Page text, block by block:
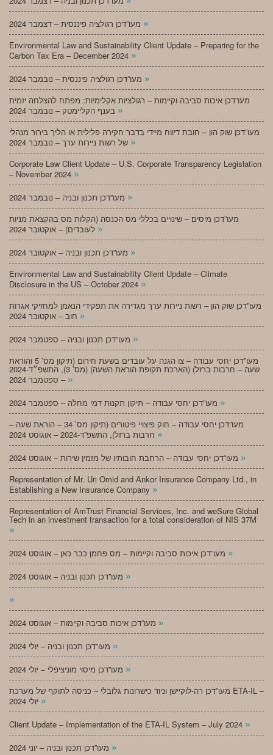
»
Environmental Law and Sustainability Client Update – Preparing for the
Carbon Tax Era – December 2024 »
»
מעו”דכן איכות סביבה וקיימות – רגולציות אקלימיות: מפתח להצלחה יזמית
»
מעו”דכן שוק הון – חובת דיווח מיידי בדבר חקירה פלילית או הליך בירור מנהלי
»
Corporate Law Client Update – U.S. Corporate Transparency Legislation
– November 2024 »
»
מעו”דכן מיסים – שינויים בכללי מס הכנסה (הקלות מס בהקצאת מניות
»
»
Environmental Law and Sustainability Client Update – Climate
Disclosure in the US – October 2024 »
מעו”דכן שוק הון – רשות ניירות ערך מגדירה את תפקידי הנאמן למחזיקי אגרות
»
»
מעו”דכן יחסי עבודה – צו הגנה על עובדים בשעת חירום (תיקון מס’ 5 והוראת
שעה – חרבות ברזל) (הארכת תקופת הוראת השעה) (מס’ 3), התשפ״ד-2024
– ספטמבר 2024 »
»
מעו”דכן יחסי עבודה – חוק פיצויי פיטורים (תיקון מס’ 34 – הוראת שעה –
»
»
Representation of Mr. Uri Omid and Ankor Insurance Company Ltd., in
Establishing a New Insurance Company »
Representation of AmTrust Financial Services, Inc. and weSure Global
Tech in an investment transaction for a total consideration of NIS 37M
»
»
»
»
»
»
»
מעו”דכן רה-לוקיישן וניוד כישרונות גלובלי – כניסה לתוקף של מערכת ETA-IL –
»
Client Update – Implementation of the ETA-IL System – July 2024 »
»